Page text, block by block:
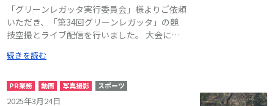
※ドローン飛行に関しては、国土交通省等の許
可を得て飛行しております。
「グリーンレガッタ実行委員会」様よりご依頼
いただき、「第34回グリーンレガッタ」の競
技空撮とライブ配信を行いました。 大会にお
しいただけないOBOG皆様に映像配信でもロー
お応えいたしました。 陸上カメラや実況に
は、大会運営スタッフの方が関わってくださ
続きを読む
PR業務 動画 写真撮影 スポーツ
2025年3月24日